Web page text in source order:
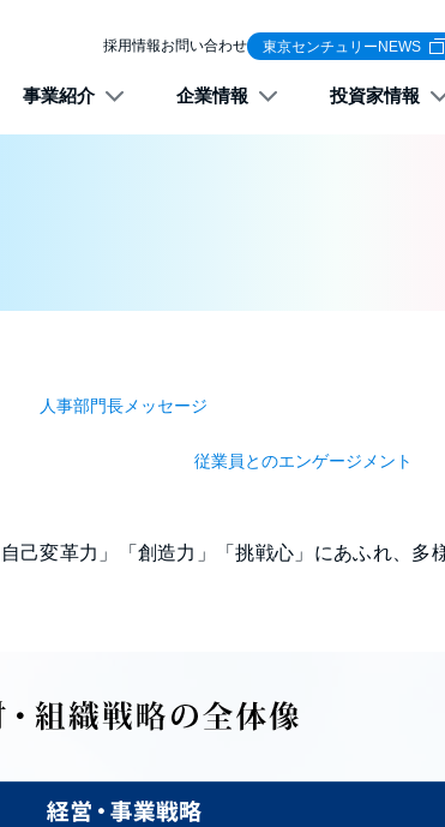
事業紹介 企業情報 投資家情報
採用情報お問い合わせ 東京センチュリーNEWS
人事部門長メッセージ
従業員とのエンゲージメント
己変革力」「創造力」「挑戦心」にあふれ、多